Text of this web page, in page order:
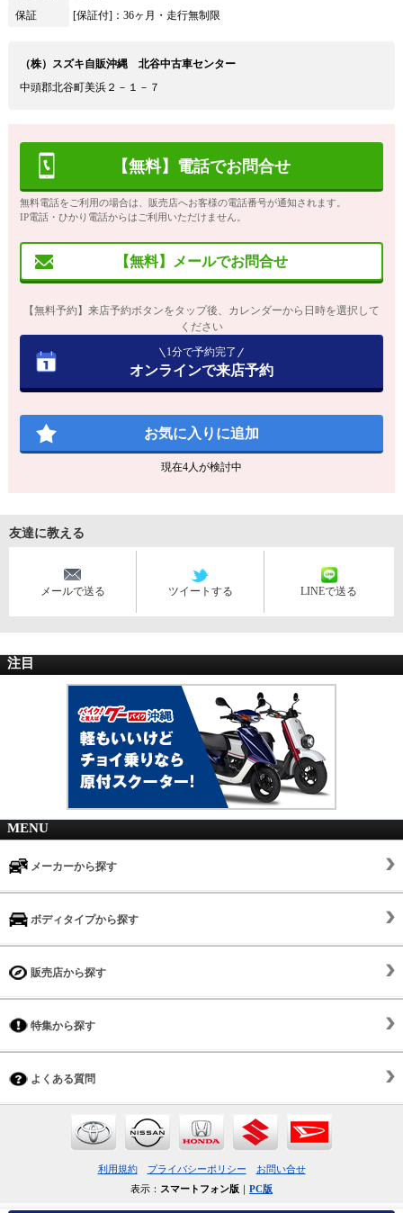
保証
[保証付]：36ヶ月・走行無制限
（株）スズキ自販沖縄 北谷中古車センター
中頭郡北谷町美浜２－１－７
【無料】電話でお問合せ
無料電話をご利用の場合は、販売店へお客様の電話番号が通知されます。
IP電話・ひかり電話からはご利用いただけません。
【無料】メールでお問合せ
【無料予約】来店予約ボタンをタップ後、カレンダーから日時を選択して
ください
1分で予約完了
オンラインで来店予約
お気に入りに追加
現在4人が検討中
友達に教える
メールで送る ツイートする LINEで送る
注目
MENU
メーカーから探す
ボディタイプから探す
販売店から探す
特集から探す
よくある質問
利用規約 プライバシーポリシー
お問い合せ
表示： スマートフォン版 ｜ PC版